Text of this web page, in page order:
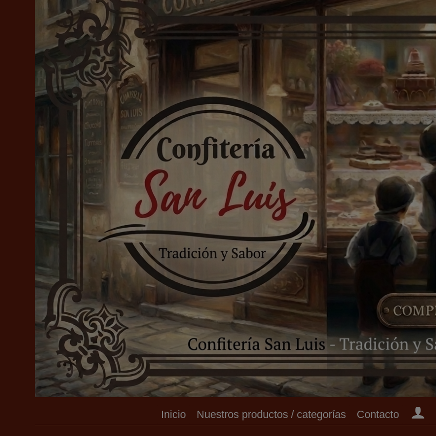
Inicio Nuestros productos / categorías Contacto